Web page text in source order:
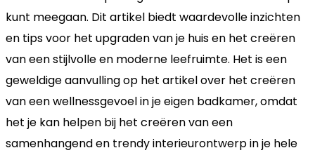
kunt meegaan. Dit artikel biedt waardevolle inzichten
en tips voor het upgraden van je huis en het creëren
van een stijlvolle en moderne leefruimte. Het is een
geweldige aanvulling op het artikel over het creëren
van een wellnessgevoel in je eigen badkamer, omdat
het je kan helpen bij het creëren van een
samenhangend en trendy interieurontwerp in je hele